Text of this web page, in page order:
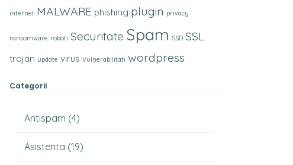
internet MALWARE phishing plugin privacy
ransomware roboti Securitate Spam SSD SSL
trojan update virus Vulnerabilitati wordpress
Categorii
Antispam (4)
Asistenta (19)